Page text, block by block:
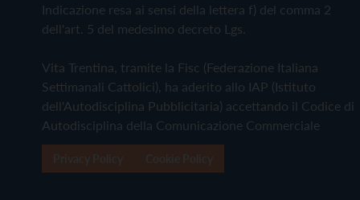
Indicazione resa ai sensi della lettera f) del comma 2
dell'art. 5 del medesimo decreto Lgs.
Vita Trentina, tramite la Fisc (Federazione Italiana
Settimanali Cattolici), ha aderito allo IAP (Istituto
dell'Autodisciplina Pubblicitaria) accettando il Codice di
Autodisciplina della Comunicazione Commerciale